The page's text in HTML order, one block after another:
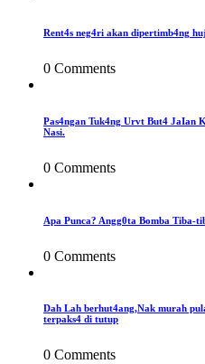
Rent4s neg4ri akan dipertimb4ng
0 Comments
Pas4ngan Tuk4ng Urvt But4 JaIan
Nasi.
0 Comments
Apa Punca? Angg0ta Bomba Tiba-
0 Comments
Dah Lah berhut4ang,Nak murah
terpaks4 di tutup
0 Comments